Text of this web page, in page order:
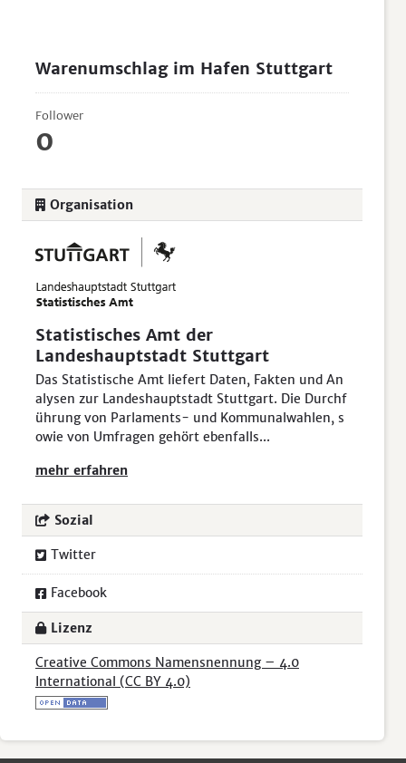
Warenumschlag im Hafen Stuttgart
Follower
0
Organisation
Statistisches Amt der
Landeshauptstadt Stuttgart
Das Statistische Amt liefert Daten, Fakten und An
alysen zur Landeshauptstadt Stuttgart. Die Durchf
ührung von Parlaments- und Kommunalwahlen, s
owie von Umfragen gehört ebenfalls...
mehr erfahren
Sozial
Twitter
Facebook
Lizenz
Creative Commons Namensnennung – 4.0
International (CC BY 4.0)